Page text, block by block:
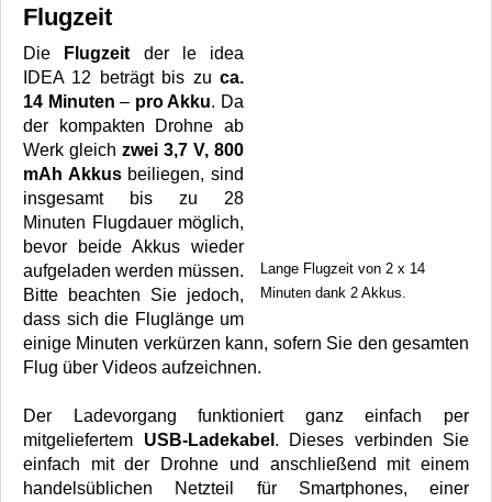
Flugzeit
Lange Flugzeit von 2 x 14
Minuten dank 2 Akkus.
Die Flugzeitder le idea
IDEA 12 beträgt bis zu ca.
14 Minuten – pro Akku. Da
der kompakten Drohne ab
Werk gleich zwei 3,7 V, 800
mAh Akkusbeiliegen, sind
insgesamt bis zu 28
Minuten Flugdauer möglich,
bevor beide Akkus wieder
aufgeladen werden müssen.
Bitte beachten Sie jedoch,
dass sich die Fluglänge um
einige Minuten verkürzen kann, sofern Sie den gesamten
Flug über Videos aufzeichnen.
Der Ladevorgang funktioniert ganz einfach per
mitgeliefertem USB-Ladekabel . Dieses verbinden Sie
einfach mit der Drohne und anschließend mit einem
handelsüblichen Netzteil für Smartphones, einer